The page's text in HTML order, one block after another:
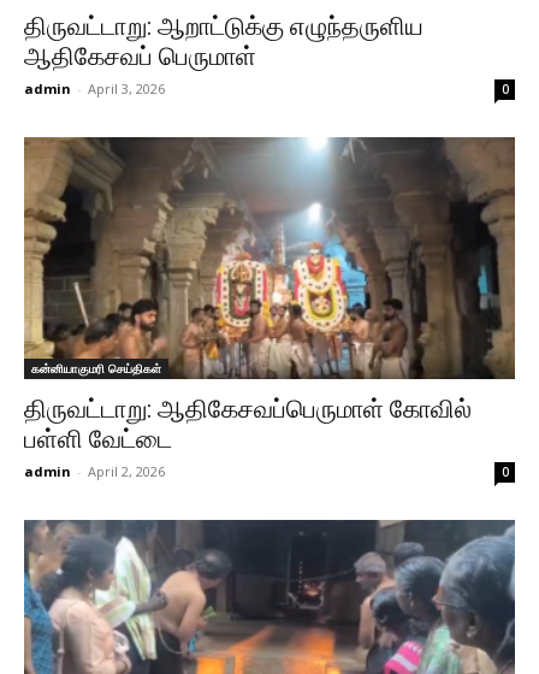
திருவட்டாறு: ஆறாட்டுக்கு எழுந்தருளிய
ஆதிகேசவப் பெருமாள்
admin - April 3, 2026 0
கன்னியாகுமரி செய்திகள்
திருவட்டாறு: ஆதிகேசவப்பெருமாள் கோவில்
பள்ளி வேட்டை
admin - April 2, 2026 0